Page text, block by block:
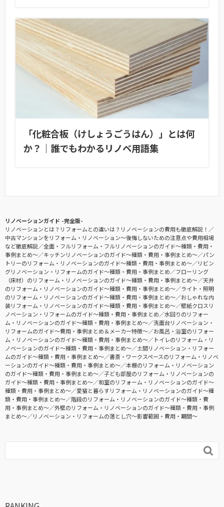
「化粧合板（けしょうごうはん）」とは何
か？｜誰でもわかるリノベ用語集
リノベーションガイド -完全版-
リノベーションとは？リフォームとの違いは？リノベーションの費用も徹底解説！
中古マンションをリフォーム・リノベーション〜後悔しないための注意点や費用相場
など徹底解説
全面・フルリフォーム・フルリノベーションのガイド〜種類・費用・
事例まとめ〜
キッチンリノベーションのガイド〜種類・費用・事例まとめ〜
パン
トリーのリフォーム・リノベーションのガイド〜種類・費用・事例まとめ〜
リビン
グリノベーション・リフォームのガイド〜種類・費用・事例まとめ
フローリング
（床材）のリフォーム・リノベーションのガイド〜種類・費用・事例まとめ〜
天井
のリフォーム・リノベーションのガイド〜種類・費用・事例まとめ〜
ライト・照明
のリフォーム・リノベーションのガイド〜種類・費用・事例まとめ〜
おしゃれな内
装リフォーム・リノベーションのガイド〜種類・費用・事例まとめ〜
壁紙クロスリ
ノベーション・リフォームのガイド〜種類・費用・事例まとめ
水回りのリフォー
ム・リノベーションのガイド〜種類・費用・事例まとめ〜
洗面台リノベーション・
リフォームのガイド〜費用・事例まとめ＆メーカー特徴〜
お風呂・浴室のリフォー
ム・リノベーションのガイド〜種類・費用・事例まとめ〜
トイレのリフォーム・リ
ノベーションのガイド〜種類・費用・事例まとめ〜
土間リノベーション・リフォー
ムのガイド〜種類・費用・事例まとめ〜
書斎・ワークスペースのリフォーム・リノベ
ーションのガイド〜種類・費用・事例まとめ〜
本棚のリフォーム・リノベーション
のガイド〜種類・費用・事例まとめ〜
子ども部屋のリフォーム・リノベーションの
ガイド〜種類・費用・事例まとめ〜
和室のリフォーム・リノベーションのガイド〜
種類・費用・事例まとめ〜
愛猫と暮らすリフォーム・リノベーションのガイド〜種
類・費用・事例まとめ〜
階段のリフォーム・リノベーションのガイド〜種類・費
用・事例まとめ〜
外壁のリフォーム・リノベーションのガイド〜種類・費用・事例
まとめ〜
リノベーション・リフォームの落とし穴～影響範囲・費用・期間～
